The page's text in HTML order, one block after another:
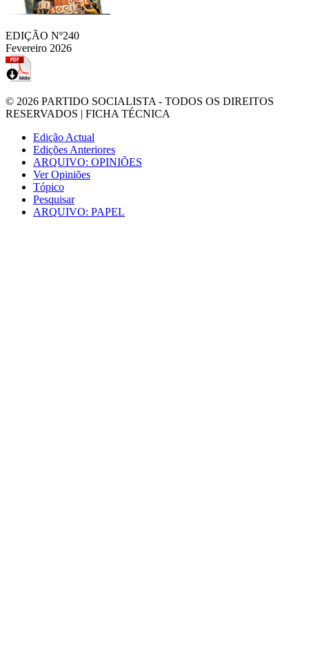
EDIÇÃO Nº240
Fevereiro 2026
© 2026 PARTIDO SOCIALISTA - TODOS OS DIREITOS
RESERVADOS | FICHA TÉCNICA
Edição Actual
Edições Anteriores
ARQUIVO: OPINIÕES
Ver Opiniões
Tópico
Pesquisar
ARQUIVO: PAPEL